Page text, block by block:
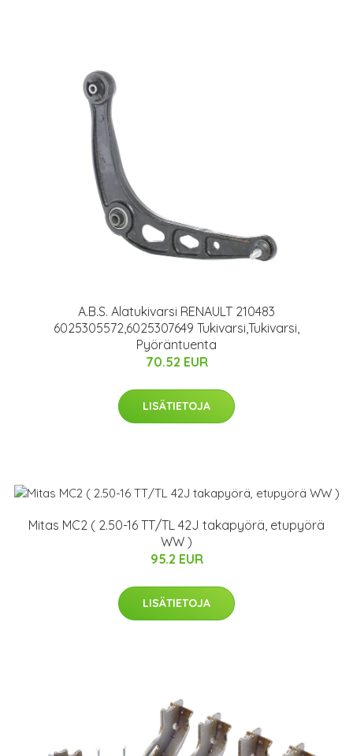
A.B.S. Alatukivarsi RENAULT 210483
6025305572,6025307649 Tukivarsi,Tukivarsi,
Pyöräntuenta
70.52 EUR
LISÄTIETOJA
Mitas MC2 ( 2.50-16 TT/TL 42J takapyörä, etupyörä
WW )
95.2 EUR
LISÄTIETOJA